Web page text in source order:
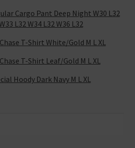
Cargo Pant Deep Night W30 L32
L32 W34 L32 W36 L32
T-Shirt White/Gold M L XL
T-Shirt Leaf/Gold M L XL
Hoody Dark Navy M L XL